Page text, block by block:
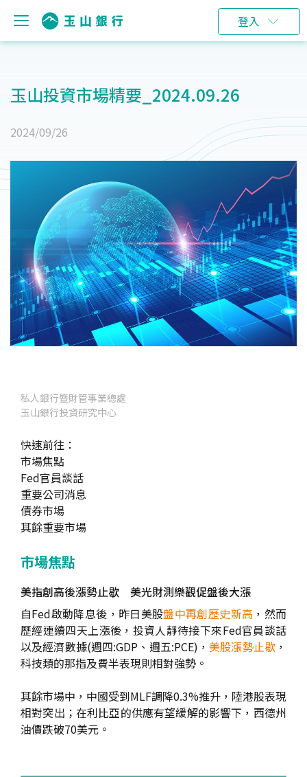
登入
玉山投資市場精要_2024.09.26
2024/09/26
私人銀行暨財管事業總處
玉山銀行投資研究中心
快速前往：
市場焦點
Fed官員談話
重要公司消息
債券市場
其餘重要市場
市場焦點
美指創高後漲勢止歇 美光財測樂觀促盤後大漲
自Fed啟動降息後，昨日美股盤中再創歷史新高 ，然而
歷經連續四天上漲後，投資人靜待接下來Fed官員談話
以及經濟數據(週四:GDP、週五:PCE)， 美股漲勢止歇 ，
科技類的那指及費半表現則相對強勢。
其餘市場中，中國受到MLF調降0.3%推升，陸港股表現
相對突出；在利比亞的供應有望緩解的影響下，西德州
油價跌破70美元。